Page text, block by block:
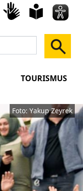
TOURISMUS
Foto: Yakup Zeyrek